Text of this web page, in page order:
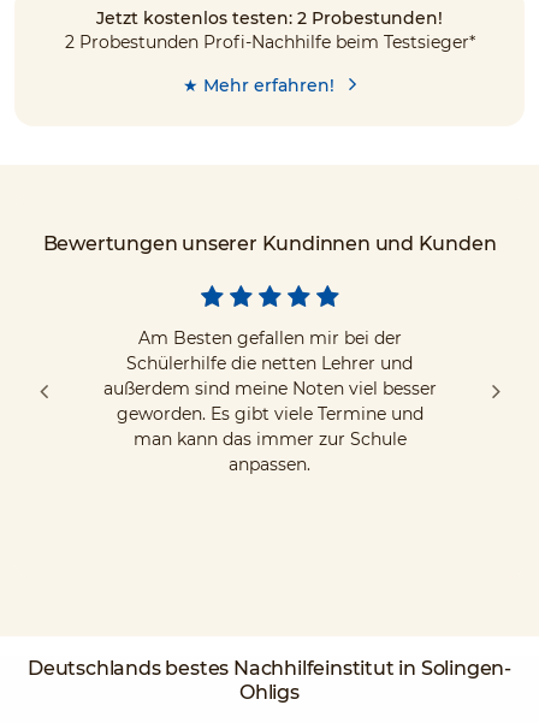
Jetzt kostenlos testen: 2 Probestunden!
2 Probestunden Profi-Nachhilfe beim Testsieger*
★ Mehr erfahren!
Bewertungen unserer Kundinnen und Kunden
Am Besten gefallen mir bei der
Schülerhilfe die netten Lehrer und
außerdem sind meine Noten viel besser
geworden. Es gibt viele Termine und
man kann das immer zur Schule
anpassen.
Deutschlands bestes Nachhilfeinstitut in Solingen-
Ohligs